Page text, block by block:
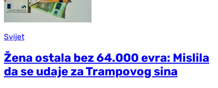
Svijet
Žena ostala bez 64.000 evra: Mislila
da se udaje za Trampovog sina